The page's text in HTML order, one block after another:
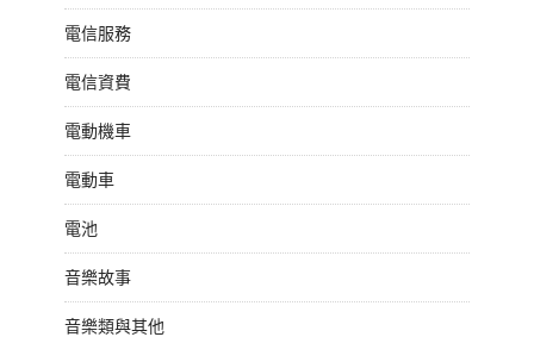
電信服務
電信資費
電動機車
電動車
電池
音樂故事
音樂類與其他